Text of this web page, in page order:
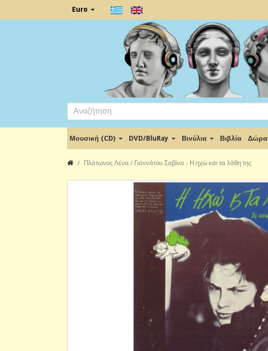
Euro
Μουσική (CD) DVD/BluRay Βινύλια Βιβλία Δώρα
Πλάτωνος Λένα / Γιαννάτου Σαβίνα - Η ηχώ και τα λάθη της